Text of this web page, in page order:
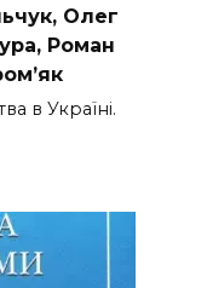
Олег
Роман
в Україні.